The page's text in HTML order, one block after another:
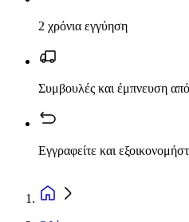
2 χρόνια εγγύηση
Συμβουλές και έμπνευση από
Εγγραφείτε και